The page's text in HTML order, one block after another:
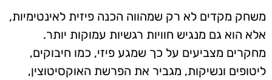
משחק מקדים לא רק שמהווה הכנה פיזית לאינטימיות,
אלא הוא גם מנגיש חוויות רגשיות עמוקות יותר.
מחקרים מצביעים על כך שמגע פיזי, כמו חיבוקים,
ליטופים ונשיקות, מגביר את הפרשת האוקסיטוצין,